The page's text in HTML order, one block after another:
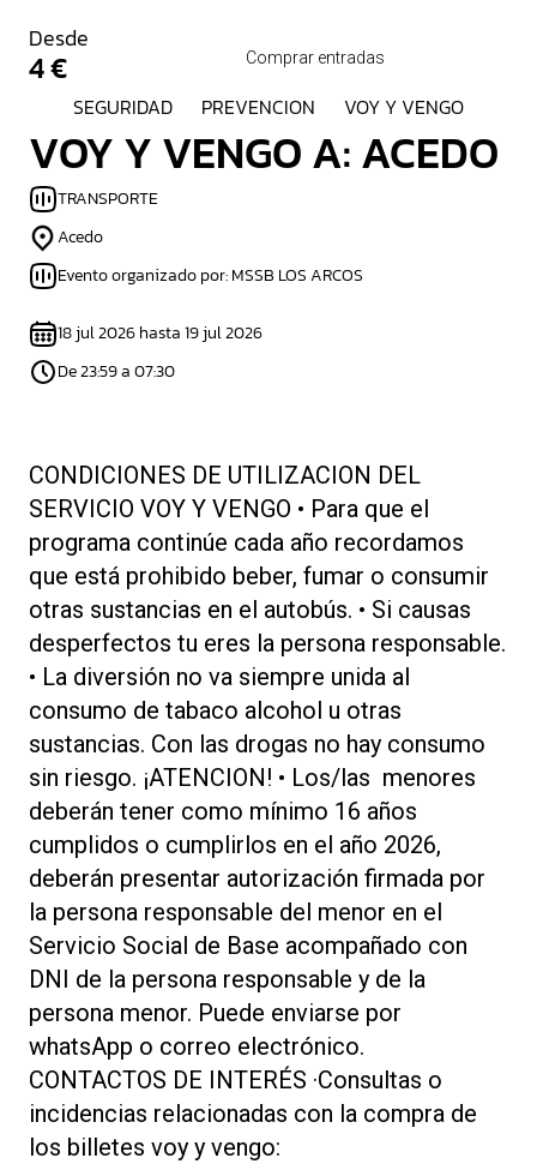
Desde
4 € Comprar entradas
SEGURIDAD PREVENCION VOY Y VENGO
VOY Y VENGO A: ACEDO
TRANSPORTE
Acedo
Evento organizado por: MSSB LOS ARCOS
18 jul 2026 hasta 19 jul 2026
De 23:59 a 07:30
CONDICIONES DE UTILIZACION DEL
SERVICIO VOY Y VENGO • Para que el
programa continúe cada año recordamos
que está prohibido beber, fumar o consumir
otras sustancias en el autobús. • Si causas
desperfectos tu eres la persona responsable.
• La diversión no va siempre unida al
consumo de tabaco alcohol u otras
sustancias. Con las drogas no hay consumo
sin riesgo. ¡ATENCION! • Los/las menores
deberán tener como mínimo 16 años
cumplidos o cumplirlos en el año 2026,
deberán presentar autorización firmada por
la persona responsable del menor en el
Servicio Social de Base acompañado con
DNI de la persona responsable y de la
persona menor. Puede enviarse por
whatsApp o correo electrónico.
CONTACTOS DE INTERÉS ·Consultas o
incidencias relacionadas con la compra de
los billetes voy y vengo: